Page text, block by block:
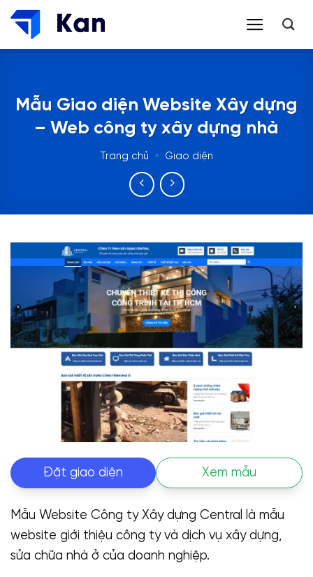
Bỏ
qua
nội
Mẫu Giao diện Website Xây dựng
– Web công ty xây dựng nhà
Trang chủ » Giao diện
Đặt giao diện Xem mẫu
Mẫu Website Công ty Xây dựng Central là mẫu
website giới thiệu công ty và dịch vụ xây dựng,
sửa chữa nhà ở của doanh nghiệp.